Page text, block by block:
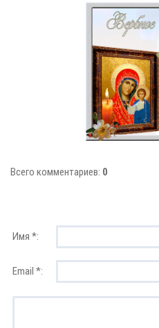
Всего комментариев: 0
Имя *:
Email *: